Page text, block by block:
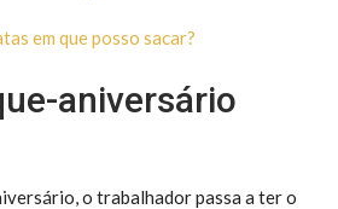
em que posso sacar?
aniversário
o trabalhador passa a ter o